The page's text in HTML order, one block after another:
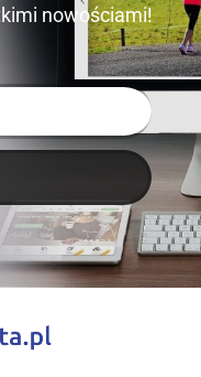
nowościami!